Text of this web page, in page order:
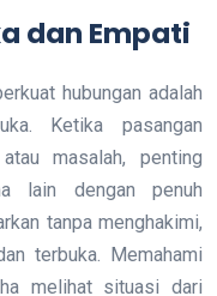
dan Empati
hubungan adalah
Ketika pasangan
masalah, penting
lain dengan penuh
tanpa menghakimi,
terbuka. Memahami
melihat situasi dari